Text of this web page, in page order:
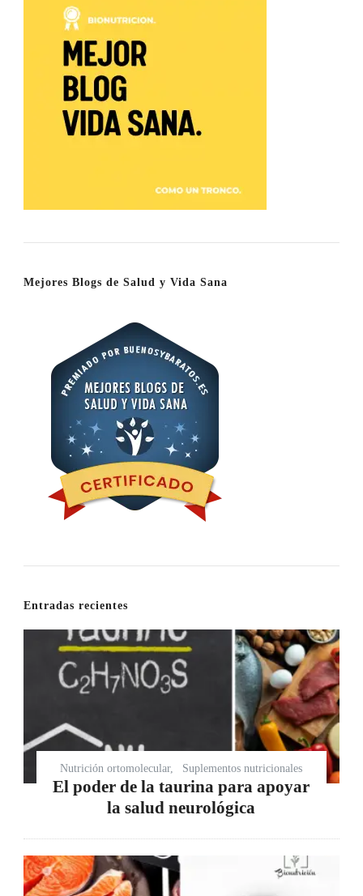
Mejores Blogs de Salud y Vida Sana
Entradas recientes
Nutrición ortomolecular Suplementos nutricionales
El poder de la taurina para apoyar
la salud neurológica